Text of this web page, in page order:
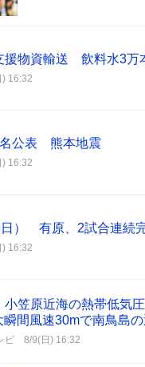
援物資輸送 飲料水3
) 16:32
公表 熊本地震
) 16:32
） 有原、2試合連続
) 16:32
小笠原近海の熱帯低
瞬間風速30mで南鳥島
ビ 8/9(日) 16:32